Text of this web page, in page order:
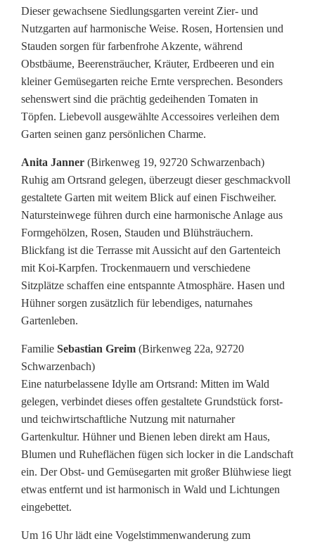
Dieser gewachsene Siedlungsgarten vereint Zier- und
Nutzgarten auf harmonische Weise. Rosen, Hortensien und
Stauden sorgen für farbenfrohe Akzente, während
Obstbäume, Beerensträucher, Kräuter, Erdbeeren und ein
kleiner Gemüsegarten reiche Ernte versprechen. Besonders
sehenswert sind die prächtig gedeihenden Tomaten in
Töpfen. Liebevoll ausgewählte Accessoires verleihen dem
Garten seinen ganz persönlichen Charme.
Anita Janner (Birkenweg 19, 92720 Schwarzenbach)
Ruhig am Ortsrand gelegen, überzeugt dieser geschmackvoll
gestaltete Garten mit weitem Blick auf einen Fischweiher.
Natursteinwege führen durch eine harmonische Anlage aus
Formgehölzen, Rosen, Stauden und Blühsträuchern.
Blickfang ist die Terrasse mit Aussicht auf den Gartenteich
mit Koi-Karpfen. Trockenmauern und verschiedene
Sitzplätze schaffen eine entspannte Atmosphäre. Hasen und
Hühner sorgen zusätzlich für lebendiges, naturnahes
Gartenleben.
Familie Sebastian Greim (Birkenweg 22a, 92720
Schwarzenbach)
Eine naturbelassene Idylle am Ortsrand: Mitten im Wald
gelegen, verbindet dieses offen gestaltete Grundstück forst-
und teichwirtschaftliche Nutzung mit naturnaher
Gartenkultur. Hühner und Bienen leben direkt am Haus,
Blumen und Ruheflächen fügen sich locker in die Landschaft
ein. Der Obst- und Gemüsegarten mit großer Blühwiese liegt
etwas entfernt und ist harmonisch in Wald und Lichtungen
eingebettet.
Um 16 Uhr lädt eine Vogelstimmenwanderung zum